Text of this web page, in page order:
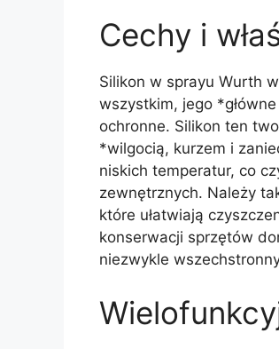
Cechy i
Silikon w sprayu Wurth
wszystkim, jego
ochronne. Silikon ten
*wilgocią, kurzem i
niskich temperatur, co
zewnętrznych. Należy
które ułatwiają
konserwacji sprzętów
niezwykle